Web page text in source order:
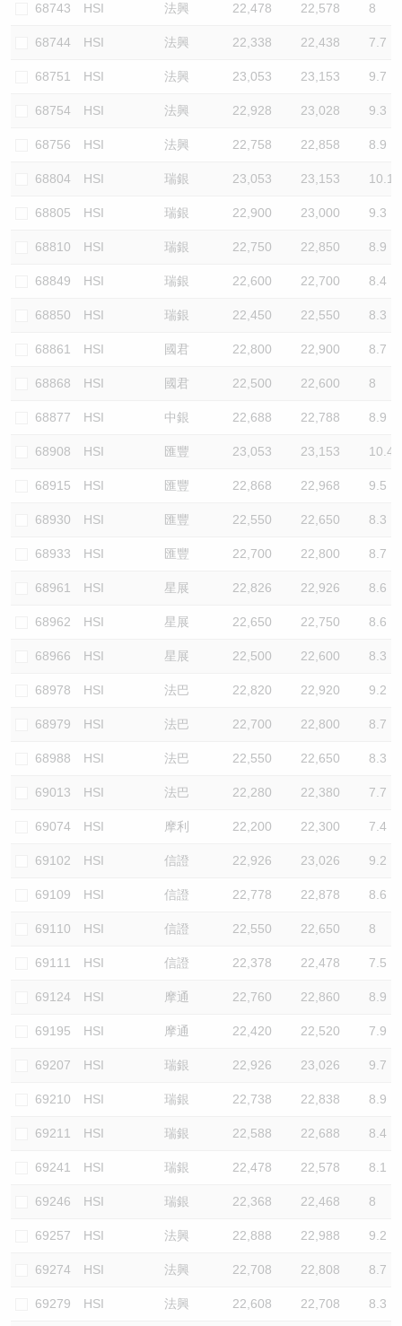
68743 HSI 法興 22,478 22,578 8
68744 HSI 法興 22,338 22,438 7.7
68751 HSI 法興 23,053 23,153 9.7
68754 HSI 法興 22,928 23,028 9.3
68756 HSI 法興 22,758 22,858 8.9
68804 HSI 瑞銀 23,053 23,153 10.1
68805 HSI 瑞銀 22,900 23,000 9.3
68810 HSI 瑞銀 22,750 22,850 8.9
68849 HSI 瑞銀 22,600 22,700 8.4
68850 HSI 瑞銀 22,450 22,550 8.3
68861 HSI 國君 22,800 22,900 8.7
68868 HSI 國君 22,500 22,600 8
68877 HSI 中銀 22,688 22,788 8.9
68908 HSI 匯豐 23,053 23,153 10.4
68915 HSI 匯豐 22,868 22,968 9.5
68930 HSI 匯豐 22,550 22,650 8.3
68933 HSI 匯豐 22,700 22,800 8.7
68961 HSI 星展 22,826 22,926 8.6
68962 HSI 星展 22,650 22,750 8.6
68966 HSI 星展 22,500 22,600 8.3
68978 HSI 法巴 22,820 22,920 9.2
68979 HSI 法巴 22,700 22,800 8.7
68988 HSI 法巴 22,550 22,650 8.3
69013 HSI 法巴 22,280 22,380 7.7
69074 HSI 摩利 22,200 22,300 7.4
69102 HSI 信證 22,926 23,026 9.2
69109 HSI 信證 22,778 22,878 8.6
69110 HSI 信證 22,550 22,650 8
69111 HSI 信證 22,378 22,478 7.5
69124 HSI 摩通 22,760 22,860 8.9
69195 HSI 摩通 22,420 22,520 7.9
69207 HSI 瑞銀 22,926 23,026 9.7
69210 HSI 瑞銀 22,738 22,838 8.9
69211 HSI 瑞銀 22,588 22,688 8.4
69241 HSI 瑞銀 22,478 22,578 8.1
69246 HSI 瑞銀 22,368 22,468 8
69257 HSI 法興 22,888 22,988 9.2
69274 HSI 法興 22,708 22,808 8.7
69279 HSI 法興 22,608 22,708 8.3